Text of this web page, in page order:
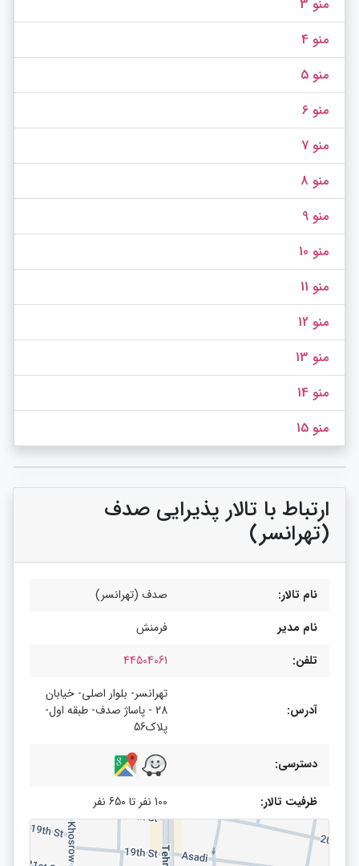
منو 3
منو 4
منو 5
منو 6
منو 7
منو 8
منو 9
منو 10
منو 11
منو 12
منو 13
منو 14
منو 15
ارتباط با تالار پذیرایی صدف
(تهرانسر)
نام تالار:
صدف (تهرانسر)
نام مدیر
فرمنش
تلفن:
44504061
آدرس:
تهرانسر- بلوار اصلی- خیابان
28 - پاساژ صدف- طبقه اول-
پلاک56
دسترسی:
ظرفیت تالار: 100 نفر تا 650 نفر